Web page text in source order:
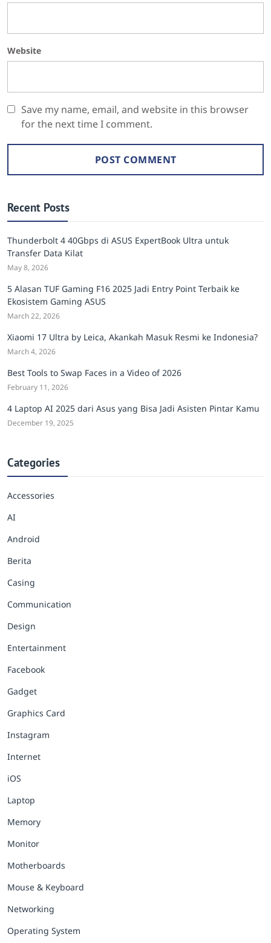
Website
Save my name, email, and website in this browser
for the next time I comment.
Recent Posts
Thunderbolt 4 40Gbps di ASUS ExpertBook Ultra untuk
Transfer Data Kilat
May 8, 2026
5 Alasan TUF Gaming F16 2025 Jadi Entry Point Terbaik ke
Ekosistem Gaming ASUS
March 22, 2026
Xiaomi 17 Ultra by Leica, Akankah Masuk Resmi ke Indonesia?
March 4, 2026
Best Tools to Swap Faces in a Video of 2026
February 11, 2026
4 Laptop AI 2025 dari Asus yang Bisa Jadi Asisten Pintar Kamu
December 19, 2025
Categories
Accessories
AI
Android
Berita
Casing
Communication
Design
Entertainment
Facebook
Gadget
Graphics Card
Instagram
Internet
iOS
Laptop
Memory
Monitor
Motherboards
Mouse & Keyboard
Networking
Operating System